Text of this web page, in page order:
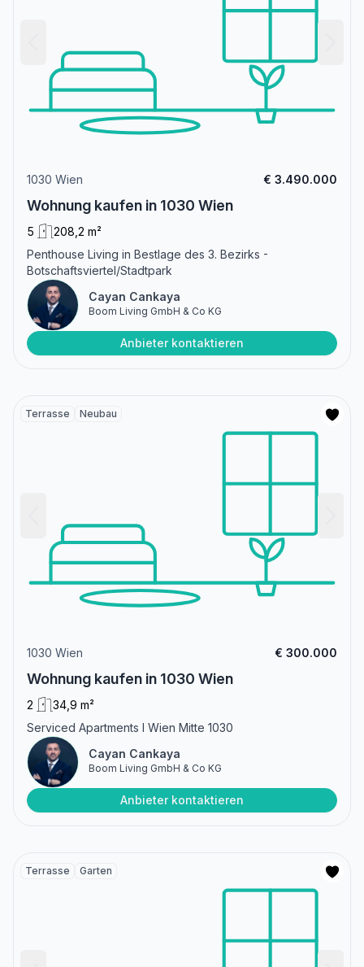
1030 Wien € 3.490.000
Wohnung kaufen in 1030 Wien
5
208,2 m²
Penthouse Living in Bestlage des 3. Bezirks -
Botschaftsviertel/Stadtpark
Cayan Cankaya
Boom Living GmbH & Co KG
Anbieter kontaktieren
Terrasse Neubau
1030 Wien € 300.000
Wohnung kaufen in 1030 Wien
2
34,9 m²
Serviced Apartments I Wien Mitte 1030
Cayan Cankaya
Boom Living GmbH & Co KG
Anbieter kontaktieren
Terrasse Garten